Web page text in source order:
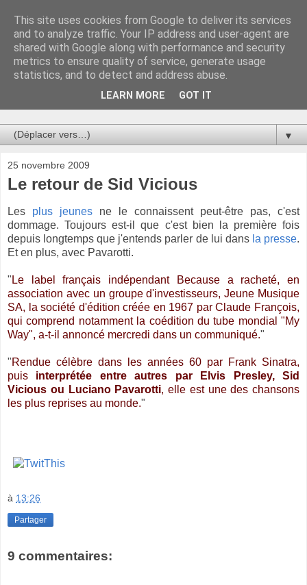
Au bistro !
La connerie étant le seul chemin susceptible de nous faire
entrevoir une parcelle de vérité, utilisons la par des moyens
de communication efficaces. Le temps qu'on remplisse nos
▼
25 novembre 2009
Le retour de Sid Vicious
Les plus jeunes ne le connaissent peut-être pas, c'est
dommage. Toujours est-il que c'est bien la première fois
depuis longtemps que j'entends parler de lui dans la presse.
Et en plus, avec Pavarotti.
" Le label français indépendant Because a racheté, en
association avec un groupe d'investisseurs, Jeune Musique
SA, la société d'édition créée en 1967 par Claude François,
qui comprend notamment la coédition du tube mondial "My
Way", a-t-il annoncé mercredi dans un communiqué."
"Rendue célèbre dans les années 60 par Frank Sinatra,
puis interprétée entre autres par Elvis Presley, Sid
Vicious ou Luciano Pavarotti, elle est une des chansons
les plus reprises au monde."
à 13:26
Partager
9 commentaires:
This site uses cookies from Google to deliver its services
and to analyze traffic. Your IP address and user-agent are
shared with Google along with performance and security
metrics to ensure quality of service, generate usage
statistics, and to detect and address abuse.
LEARN MORE GOT IT